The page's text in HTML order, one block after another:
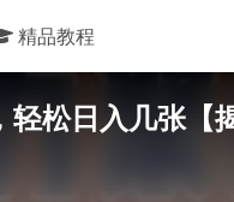
精品教程
松日入几张【